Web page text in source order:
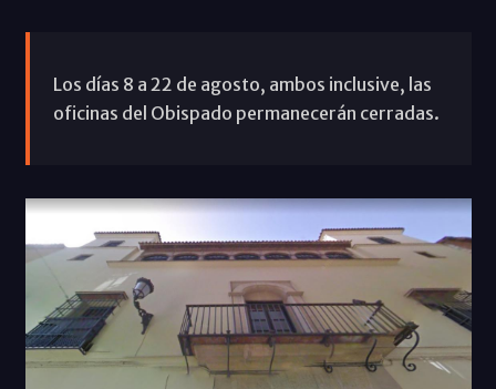
Los días 8 a 22 de agosto, ambos inclusive, las
oficinas del Obispado permanecerán cerradas.